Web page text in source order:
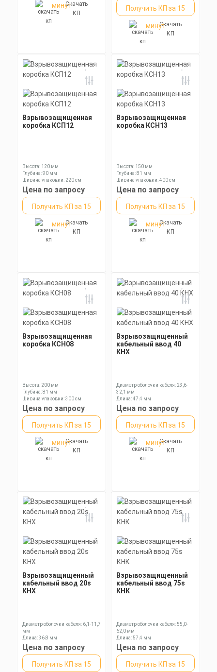
минутСкачать
КП
Получить КП за 15
минутСкачать
КП
Взрывозащищенная
коробка КСП12
Высота: 120 мм
Глубина: 90 мм
Ширина упаковки: 220 см
Цена по запросу
Получить КП за 15
минутСкачать
КП
Взрывозащищенная
коробка КСН13
Высота: 150 мм
Глубина: 81 мм
Ширина упаковки: 400 см
Цена по запросу
Получить КП за 15
минутСкачать
КП
Взрывозащищенная
коробка КСН08
Высота: 200 мм
Глубина: 81 мм
Ширина упаковки: 300 см
Цена по запросу
Получить КП за 15
минутСкачать
КП
Взрывозащищенный
кабельный ввод 40
КНХ
Диаметр оболочки кабеля: 23,6-
32,1 мм
Длина: 47,4 мм
Ключ: 50 мм
Цена по запросу
Получить КП за 15
минутСкачать
КП
Взрывозащищенный
кабельный ввод 20s
КНХ
Диаметр оболочки кабеля: 6,1-11,7
мм
Длина: 36,8 мм
Ключ: 24 мм
Цена по запросу
Получить КП за 15
Взрывозащищенный
кабельный ввод 75s
КНК
Диаметр оболочки кабеля: 55,0-
62,0 мм
Длина: 57,4 мм
Ключ: 85 мм
Цена по запросу
Получить КП за 15